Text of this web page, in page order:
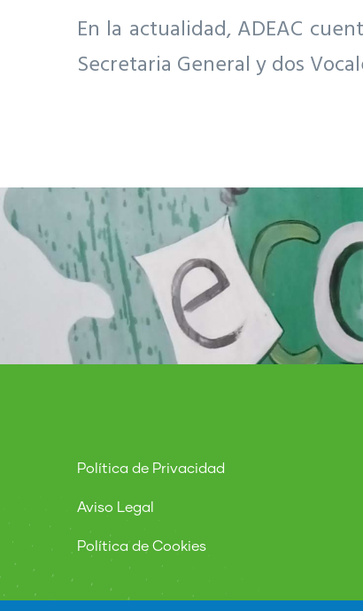
En la actualidad, ADEAC
Secretaria General y dos
Política de Privacidad
Aviso Legal
Política de Cookies